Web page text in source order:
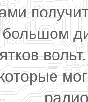
большом